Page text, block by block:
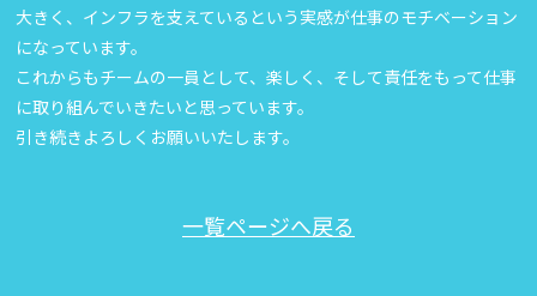
大きく、インフラを支えているという実感が仕事のモチベーション
になっています。
これからもチームの一員として、楽しく、そして責任をもって仕事
に取り組んでいきたいと思っています。
引き続きよろしくお願いいたします。
一覧ページへ戻る